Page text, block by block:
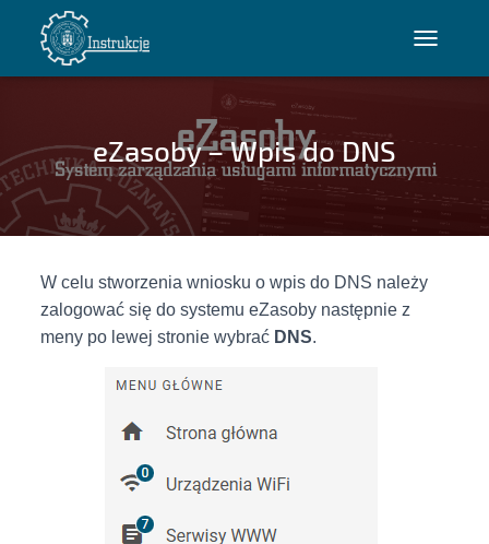
R
Ą
C
eZasoby – Wpis do DNS
W celu stworzenia wniosku o wpis do DNS należy
zalogować się do systemu eZasoby następnie z
meny po lewej stronie wybrać DNS.